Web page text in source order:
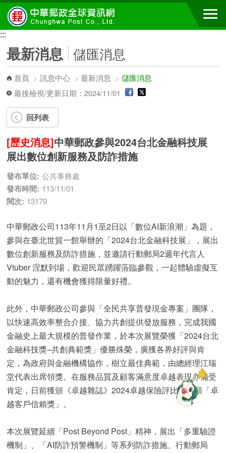
跳到主要內容區塊
:::
最新消息 儲匯消息
首頁 >訊息中心 >最新消息 >儲匯消息
最後檢視/更新日期：2024/11/01
回列表
[歷史消息]中華郵政參與2024台北金融科技展
展出數位創新服務及防詐措施
發布單位: 公共事務處
發布時間: 113/11/01
閱次: 13179
中華郵政公司113年11月1至2日以「數位AI新浪潮」為題，
參與在臺北世貿一館舉辦的「2024台北金融科技展」，展出
數位創新服務及防詐措施，並邀請行動郵局2週年代言人
Vtuber 涅默到場，歡迎民眾踴躍蒞臨參觀，一起體驗虛擬互
動的魅力，還有機會獲得限量好禮。
此外，中華郵政公司參與「全民共享普發現金專案」團隊，
以快速高效率整合介接、協力共創提供發放服務，完成我國
金融史上最大規模的普發作業，於本次展覽榮獲「2024台北
金融科技獎–共創典範獎」優勝殊榮，廣獲各界好評與肯
定，為政府與金融機構協作，樹立最佳典範，由總經理江瑞
堂代表出席領獎。在服務品質及顧客滿意度卓越表現亦備受
肯定，日前獲頒《卓越雜誌》2024卓越保險評比壽險類「卓
越客戶信賴獎」。
本次展覽延續「Post Beyond Post」精神，展出「多重驗證
機制」、「AI防詐預警機制」等系列防詐措施、行動郵局